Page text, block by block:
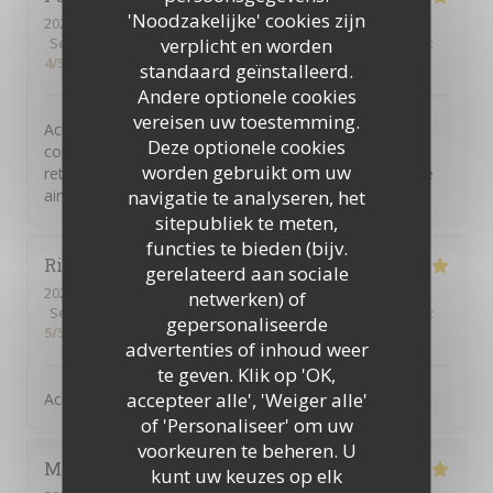
'Noodzakelijke' cookies zijn
verplicht en worden
standaard geïnstalleerd.
Andere optionele cookies
vereisen uw toestemming.
Deze optionele cookies
worden gebruikt om uw
navigatie te analyseren, het
sitepubliek te meten,
functies te bieden (bijv.
gerelateerd aan sociale
netwerken) of
gepersonaliseerde
advertenties of inhoud weer
te geven. Klik op 'OK,
accepteer alle', 'Weiger alle'
of 'Personaliseer' om uw
voorkeuren te beheren. U
kunt uw keuzes op elk
2026-08-05
- 19:30 - Gasten 8
Service
Atmosfeer:5/5 Keuken:5/5 Kwaliteit / Prijs
:
4/5
Acceuil chaleureux et souriant des ser veurs. Repas
copieux un plus pour le Picon biere. Une adresse a
retenir. Et un plus egalement pour chinchidou serveuse
aimable et tres souriante.
Richard
2026-08-08
- 12:45 - Gasten 4
Service
Atmosfeer: 5/5 Keuken:
:
5/5
Accueil - service- qualité au top
Moon